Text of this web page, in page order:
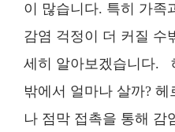
이 많습니다. 특히 가족
감염 걱정이 더 커질 수
세히 알아보겠습니다.
밖에서 얼마나 살까?
나 점막 접촉을 통해